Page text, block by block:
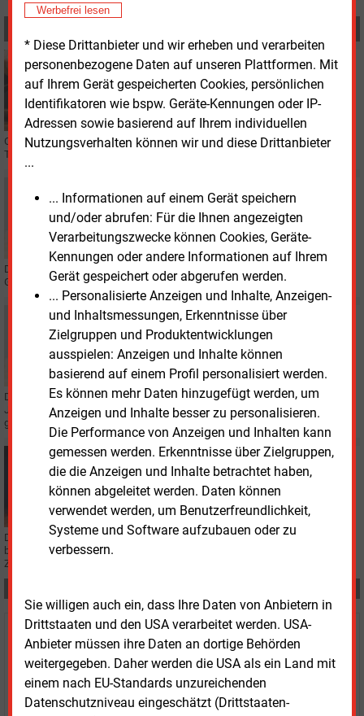
Werbefrei lesen
* Diese Drittanbieter und wir erheben und verarbeiten
personenbezogene Daten auf unseren Plattformen. Mit
auf Ihrem Gerät gespeicherten Cookies, persönlichen
Identifikatoren wie bspw. Geräte-Kennungen oder IP-
Adressen sowie basierend auf Ihrem individuellen
Nutzungsverhalten können wir und diese Drittanbieter
...
... Informationen auf einem Gerät speichern
und/oder abrufen: Für die Ihnen angezeigten
Verarbeitungszwecke können Cookies, Geräte-
Kennungen oder andere Informationen auf Ihrem
Gerät gespeichert oder abgerufen werden.
... Personalisierte Anzeigen und Inhalte, Anzeigen-
und Inhaltsmessungen, Erkenntnisse über
Zielgruppen und Produktentwicklungen
ausspielen: Anzeigen und Inhalte können
basierend auf einem Profil personalisiert werden.
Es können mehr Daten hinzugefügt werden, um
Anzeigen und Inhalte besser zu personalisieren.
Die Performance von Anzeigen und Inhalten kann
gemessen werden. Erkenntnisse über Zielgruppen,
die die Anzeigen und Inhalte betrachtet haben,
können abgeleitet werden. Daten können
verwendet werden, um Benutzerfreundlichkeit,
Systeme und Software aufzubauen oder zu
verbessern.
Sie willigen auch ein, dass Ihre Daten von Anbietern in
Drittstaaten und den USA verarbeitet werden. USA-
Anbieter müssen ihre Daten an dortige Behörden
weitergegeben. Daher werden die USA als ein Land mit
einem nach EU-Standards unzureichenden
Datenschutzniveau eingeschätzt (Drittstaaten-
Montag, 1.06.2026, 11:15
PERSONALIE
Energieunion bekommt neuen Geschäftsführer
Oliver Kruschke übernimmt zum 1. Juli die Geschäftsführung der VNG-
Tochter Energieunion GmbH. Er wird Nachfolger von Steffen Rothe.
PERSONALIE
Stadtwerke Brühl: Sebastian Mies zieht um ins
Chefbüro
Der bisherige IT-Chef Sebastian Mies übernimmt ab 1. Oktober 2026 die
Geschäftsführung der Stadtwerke Brühl (Nordrhein-Westfalen).
Mittwoch, 20.05.2026, 15:02
PERSONALIE
Führungswechsel beim ZVEI
Der ZVEI bekommt eine neue Spitze: Daniel Hager ist vom Vorstand für drei
Jahre zum Präsidenten des Verbandes der Elektro- und Digitalindustrie
gewählt worden.
Mittwoch, 20.05.2026, 12:16
PERSONALIE
EGC beruft Reiner Schuster zum Finanzvorstand
Die EGC Energie- und Gebäudetechnik-Control hat Reiner Schuster zum CFO
berufen. Der Finanzexperte soll den weiteren Wachstumskurs begleiten.
Zuvor hatte EGC die Baywa EDL übernommen.
Haben Sie Interesse an Content oder
Mehrfachzugängen für Ihr Unternehmen?
Sprechen Sie uns an, wenn Sie Fragen zur Nutzung von